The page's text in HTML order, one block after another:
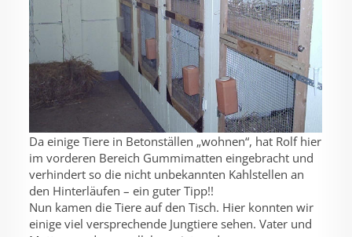
Da einige Tiere in Betonställen „wohnen“, hat Rolf hier
im vorderen Bereich Gummimatten eingebracht und
verhindert so die nicht unbekannten Kahlstellen an
den Hinterläufen – ein guter Tipp!!
Nun kamen die Tiere auf den Tisch. Hier konnten wir
einige viel versprechende Jungtiere sehen. Vater und